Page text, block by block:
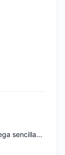
sencilla...